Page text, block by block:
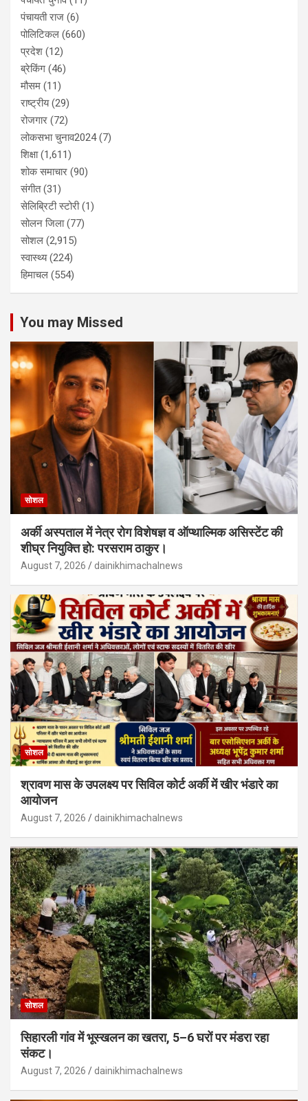
पंचायती राज (6)
पोलिटिकल (660)
प्रदेश (12)
ब्रेकिंग (46)
मौसम (11)
राष्ट्रीय(29)
रोजगार (72)
लोकसभा चुनाव2024(7)
शिक्षा(1,611)
शोक समाचार (90)
संगीत(31)
सेलिब्रिटी स्टोरी(1)
सोलन जिला(77)
सोशल (2,915)
स्वास्थ्य(224)
हिमाचल (554)
You may Missed
सोशल
अर्की अस्पताल में नेत्र रोग विशेषज्ञ व ऑप्थाल्मिक असिस्टेंट की
शीघ्र नियुक्ति हो: परसराम ठाकुर।
August 7, 2026 dainikhimachalnews
सोशल
श्रावण मास के उपलक्ष्य पर सिविल कोर्ट अर्की में खीर भंडारे का
आयोजन
August 7, 2026 dainikhimachalnews
सोशल
सिहारली गांव में भूस्खलन का खतरा, 5–6 घरों पर मंडरा रहा
संकट।
August 7, 2026 dainikhimachalnews